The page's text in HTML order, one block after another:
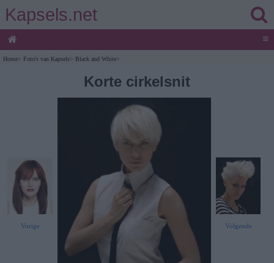
Kapsels.net
≡
Home> Foto's van Kapsels> Black and White>
Korte cirkelsnit
Vorige Volgende